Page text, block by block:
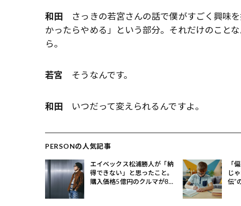
和田 さっきの若宮さんの話で僕がすごく興味
かったらやめる」という部分。それだけのこと
ら。
若宮 そうなんです。
和田 いつだって変えられるんですよ。
PERSONの人気記事
エイベックス松浦勝人が「納
得できない」と思ったこと。
購入価格5億円のクルマが8億
「
じ
伝”